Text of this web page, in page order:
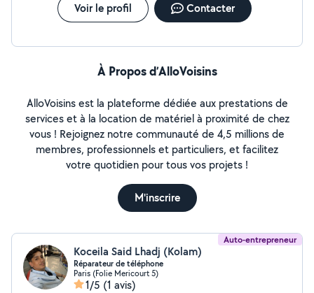
Voir le profil Contacter
À Propos d’AlloVoisins
AlloVoisins est la plateforme dédiée aux prestations de
services et à la location de matériel à proximité de chez
vous ! Rejoignez notre communauté de 4,5 millions de
membres, professionnels et particuliers, et facilitez
votre quotidien pour tous vos projets !
M'inscrire
Auto-entrepreneur
Koceila Said Lhadj (Kolam)
Réparateur de téléphone
Paris (Folie Mericourt 5)
1/5 (1 avis)